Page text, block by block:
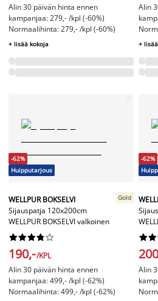
Alin 30 päivän hinta ennen
kampanjaa: 279,- /kpl (-60%)
Normaalihinta: 279,- /kpl (-60%)
+ lisää kokoja
Alin
+
-62%
Huipputarjous
WELLPUR BOKSELVI
Sijauspatja 120x200cm
WELLPUR BOKSELVI valkoinen
Gold






190,-/KPL
Alin 30 päivän hinta ennen
kampanjaa: 499,- /kpl (-62%)
Normaalihinta: 499,- /kpl (-62%)
-62%



Alin